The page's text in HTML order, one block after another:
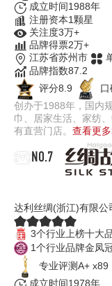
成立时间1988年
注册资本1颗星
关注度3万+
品牌得票2万+
江苏省苏州市
品牌指数87.2
评分8.9
口
创办于1988年，国内
巾、居家生活、家纺
有直营门店。 查看更
NO.7
达利丝绸(浙江)有限公
3个行业上榜十大
1个行业品牌金凤
专业评测A+ x89
成立时间1978年